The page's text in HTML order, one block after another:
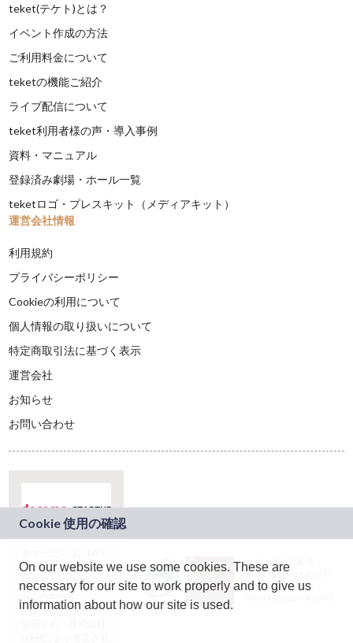
teket(テケト)とは？
イベント作成の方法
ご利用料金について
teketの機能ご紹介
ライブ配信について
teket利用者様の声・導入事例
資料・マニュアル
登録済み劇場・ホール一覧
teketロゴ・プレスキット（メディアキット）
運営会社情報
利用規約
プライバシーポリシー
Cookieの利用について
個人情報の取り扱いについて
特定商取引法に基づく表示
運営会社
お知らせ
お問い合わせ
ドコモグループの新
規事業創出プログラ
ム「docomo
STARTUP」を通じて
JASRAC許諾番号：
9024936001Y45037
JASRAC許諾番号：
On our website we use some cookies. These are
necessary for our site to work properly and to give us
information about how our site is used.